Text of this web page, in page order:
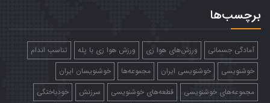
برچسب‌ها
آمادگی جسمانی ورزش‌های هوا زی ورزش هوا زی با پله
تناسب اندام
خوشنویسی
خوشنویسی ایران مجموعه‌ها
خوشنویسان ایران
مجموعه‌های خوشنویسی
قطعه‌های خوشنویسی سرزنش
خودباختگی